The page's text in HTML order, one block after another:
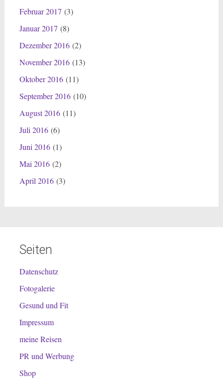
Februar 2017 (3)
Januar 2017 (8)
Dezember 2016(2)
November 2016(13)
Oktober 2016(11)
September 2016(10)
August 2016(11)
Juli 2016(6)
Juni 2016(1)
Mai 2016(2)
April 2016(3)
Seiten
Datenschutz
Fotogalerie
Gesund und Fit
Impressum
meine Reisen
PR und Werbung
Shop